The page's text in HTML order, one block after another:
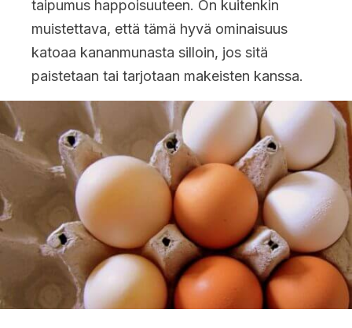
taipumus happoisuuteen. On kuitenkin
muistettava, että tämä hyvä ominaisuus
katoaa kananmunasta silloin, jos sitä
paistetaan tai tarjotaan makeisten kanssa.